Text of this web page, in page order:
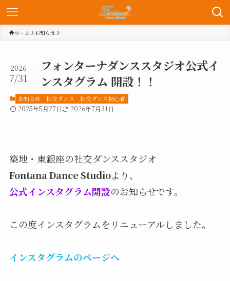
ホーム お知らせ
フォンターナダンススタジオ公式イ
ンスタグラム 開設！！
2026
7/31
お知らせ 社交ダンス 社交ダンス初心者
2025年5月27日 2026年7月31日
築地・東銀座の社交ダンススタジオ
Fontana Dance Studioより、
公式インスタグラム開設のお知らせです。
この度インスタグラムをリニューアルしました。
インスタグラムのページへ